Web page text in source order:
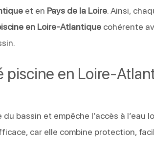
et en Pays de la Loire. Ainsi,
en Loire-Atlantique cohérente
piscine en Loire-
bassin et empêche l’accès à l’eau
car elle combine protection,